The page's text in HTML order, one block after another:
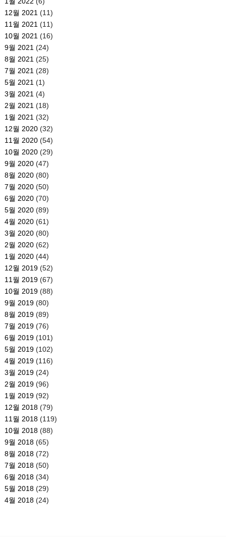
12월 2021 (11)
11월 2021 (11)
10월 2021 (16)
9월 2021 (24)
8월 2021 (25)
7월 2021 (28)
5월 2021 (1)
3월 2021 (4)
2월 2021 (18)
1월 2021 (32)
12월 2020(32)
11월 2020(54)
10월 2020(29)
9월 2020(47)
8월 2020(80)
7월 2020(50)
6월 2020(70)
5월 2020(89)
4월 2020(61)
3월 2020(80)
2월 2020(62)
1월 2020(44)
12월 2019(52)
11월 2019(67)
10월 2019(88)
9월 2019(80)
8월 2019(89)
7월 2019(76)
6월 2019(101)
5월 2019(102)
4월 2019(116)
3월 2019(24)
2월 2019(96)
1월 2019(92)
12월 2018(79)
11월 2018(119)
10월 2018(88)
9월 2018(65)
8월 2018(72)
7월 2018(50)
6월 2018(34)
5월 2018(29)
4월 2018(24)